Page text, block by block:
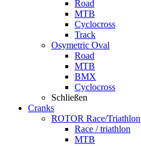
Road
MTB
Cyclocross
Track
Osymetric Oval
Road
MTB
BMX
Cyclocross
Schließen
Cranks
ROTOR Race/Triathlon
Race / triathlon
MTB